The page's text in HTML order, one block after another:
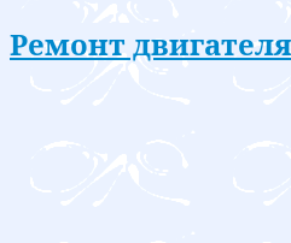
Ремонт двигателя